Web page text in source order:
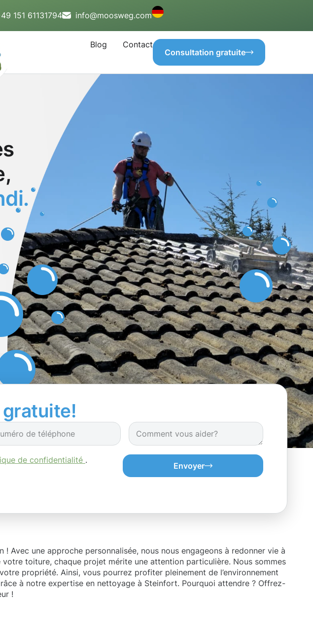
151 61131794 info@moosweg.com
Blog
Contact
Consultation gratuite
gratuite!
de confidentialité .
Envoyer
une approche personnalisée, nous nous engageons à redonner vie à
toiture, chaque projet mérite une attention particulière. Nous sommes
propriété. Ainsi, vous pourrez profiter pleinement de l’environnement
à notre expertise en nettoyage à Steinfort. Pourquoi attendre ? Offrez-
!